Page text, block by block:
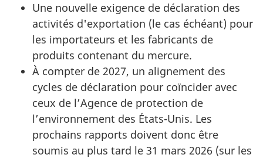
Une nouvelle exigence de déclaration des
activités d'exportation (le cas échéant) pour
les importateurs et les fabricants de
produits contenant du mercure.
À compter de 2027, un alignement des
cycles de déclaration pour coïncider avec
ceux de l’Agence de protection de
l’environnement des États-Unis. Les
prochains rapports doivent donc être
soumis au plus tard le 31 mars 2026 (sur les